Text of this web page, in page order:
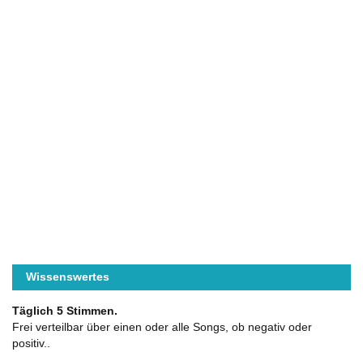
Wissenswertes
Täglich 5 Stimmen.
Frei verteilbar über einen oder alle Songs, ob negativ oder
positiv..